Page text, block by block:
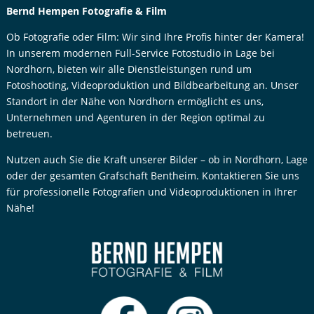
Bernd Hempen Fotografie & Film
Ob Fotografie oder Film: Wir sind Ihre Profis hinter der Kamera!
In unserem modernen Full-Service Fotostudio in Lage bei
Nordhorn, bieten wir alle Dienstleistungen rund um
Fotoshooting, Videoproduktion und Bildbearbeitung an. Unser
Standort in der Nähe von Nordhorn ermöglicht es uns,
Unternehmen und Agenturen in der Region optimal zu
betreuen.
Nutzen auch Sie die Kraft unserer Bilder – ob in Nordhorn, Lage
oder der gesamten Grafschaft Bentheim. Kontaktieren Sie uns
für professionelle Fotografien und Videoproduktionen in Ihrer
Nähe!